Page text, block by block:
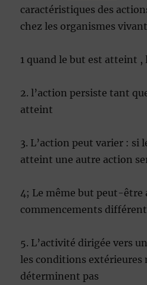
caractéristiques des
chez les organismes
1 quand le but est atteint ,
2. l’action persiste tant
atteint
3. L’action peut varier : si
atteint une autre action
4; Le même but peut-
commencements
5. L’activité dirigée vers
les conditions extérieures
déterminent pas